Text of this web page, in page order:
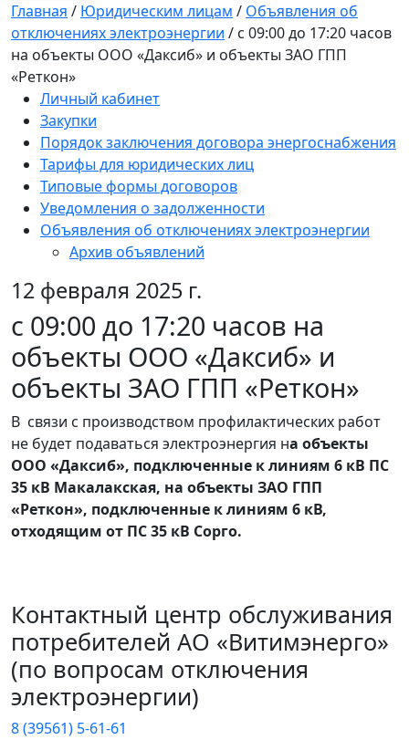
Главная / Юридическим лицам / Объявления об
отключениях электроэнергии / с 09:00 до 17:20 часов
на объекты ООО «Даксиб» и объекты ЗАО ГПП
«Реткон»
Личный кабинет
Закупки
Порядок заключения договора энергоснабжения
Тарифы для юридических лиц
Типовые формы договоров
Уведомления о задолженности
Объявления об отключениях электроэнергии
Архив объявлений
12 февраля 2025 г.
с 09:00 до 17:20 часов на
объекты ООО «Даксиб» и
объекты ЗАО ГПП «Реткон»
В связи с производством профилактических работ
не будет подаваться электроэнергия на объекты
ООО «Даксиб», подключенные к линиям 6 кВ ПС
35 кВ Макалакская, на объекты ЗАО ГПП
«Реткон», подключенные к линиям 6 кВ,
отходящим от ПС 35 кВ Сорго.
Контактный центр обслуживания
потребителей АО «Витимэнерго»
(по вопросам отключения
электроэнергии)
8 (39561) 5-61-61